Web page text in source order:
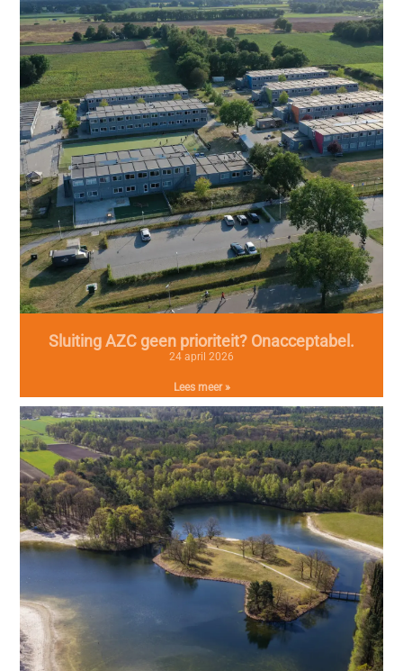
Sluiting AZC geen prioriteit? Onacceptabel.
24 april 2026
Lees meer »